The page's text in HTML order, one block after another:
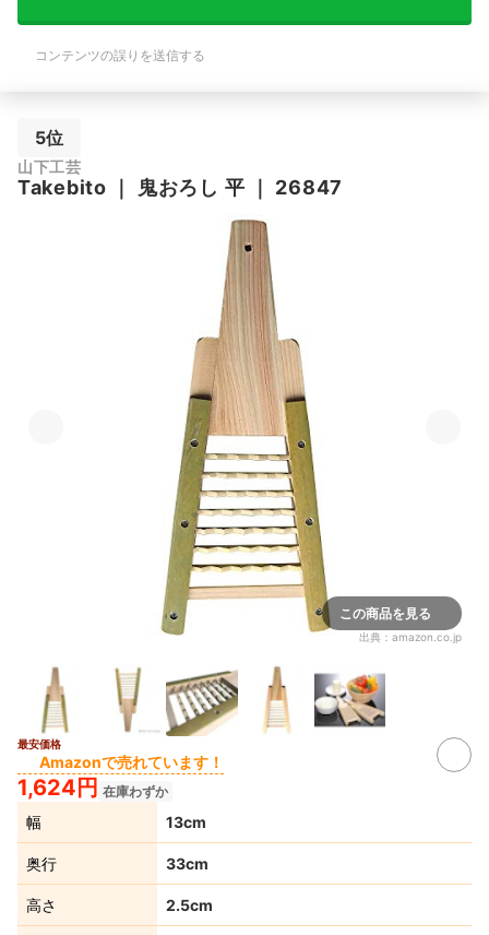
コンテンツの誤りを送信する
5位
山下工芸
Takebito 鬼おろし 平 26847
この商品を見る
出典： amazon.co.jp
最安価格
Amazonで売れています！
1,624円 在庫わずか
幅 13cm
奥行 33cm
高さ 2.5cm